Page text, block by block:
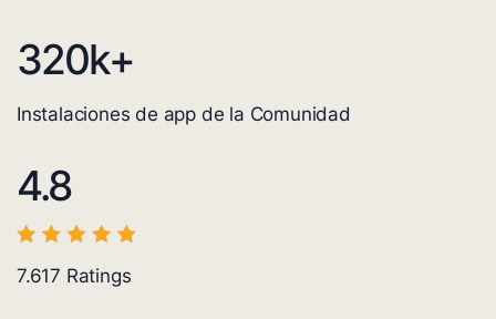
320k+
Instalaciones de app de la Comunidad
4.8
7.617 Ratings